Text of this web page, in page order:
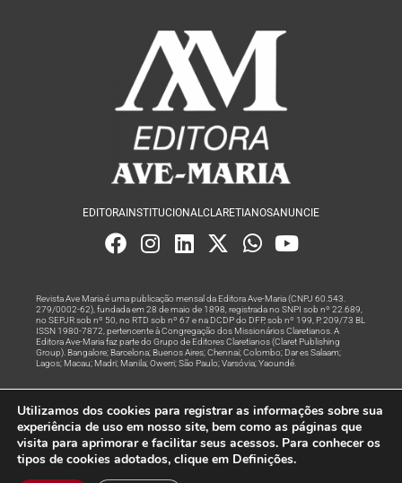
EDITORA INSTITUCIONALCLARETIANOSANUNCIE
Revista Ave Maria é uma publicação mensal da Editora Ave-Maria (CNPJ 60.543.
279/0002-62), fundada em 28 de maio de 1898, registrada no SNPI sob nº 22.689,
no SEPJR sob nº 50, no RTD sob nº 67 e na DCDP do DFP, sob nº 199, P. 209/73 BL
ISSN 1980-7872, pertencente à Congregação dos Missionários Claretianos. A
Editora Ave-Maria faz parte do Grupo de Editores Claretianos (Claret Publishing
Group). Bangalore; Barcelona; Buenos Aires; Chennai; Colombo; Dar es Salaam;
Lagos; Macau; Madri; Manila; Owerri; São Paulo; Varsóvia; Yaoundé.
Rede
© Todos os Direitos Reservados
Utilizamos dos cookies para registrar as informações sobre sua
experiência de uso em nosso site, bem como as páginas que
visita para aprimorar e facilitar seus acessos. Para conhecer os
tipos de cookies adotados, clique em Definições.